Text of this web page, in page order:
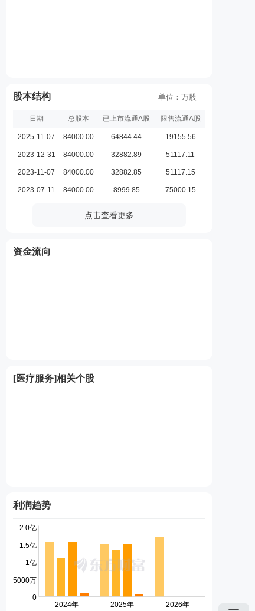
股本结构 单位：万股
日期 总股本 已上市流通A股 限售流通A股
2025-11-07 84000.00 64844.44 19155.56
2023-12-31 84000.00 32882.89 51117.11
2023-11-07 84000.00 32882.85 51117.15
2023-07-11 84000.00 8999.85 75000.15
点击查看更多
资金流向
[医疗服务]相关个股
利润趋势